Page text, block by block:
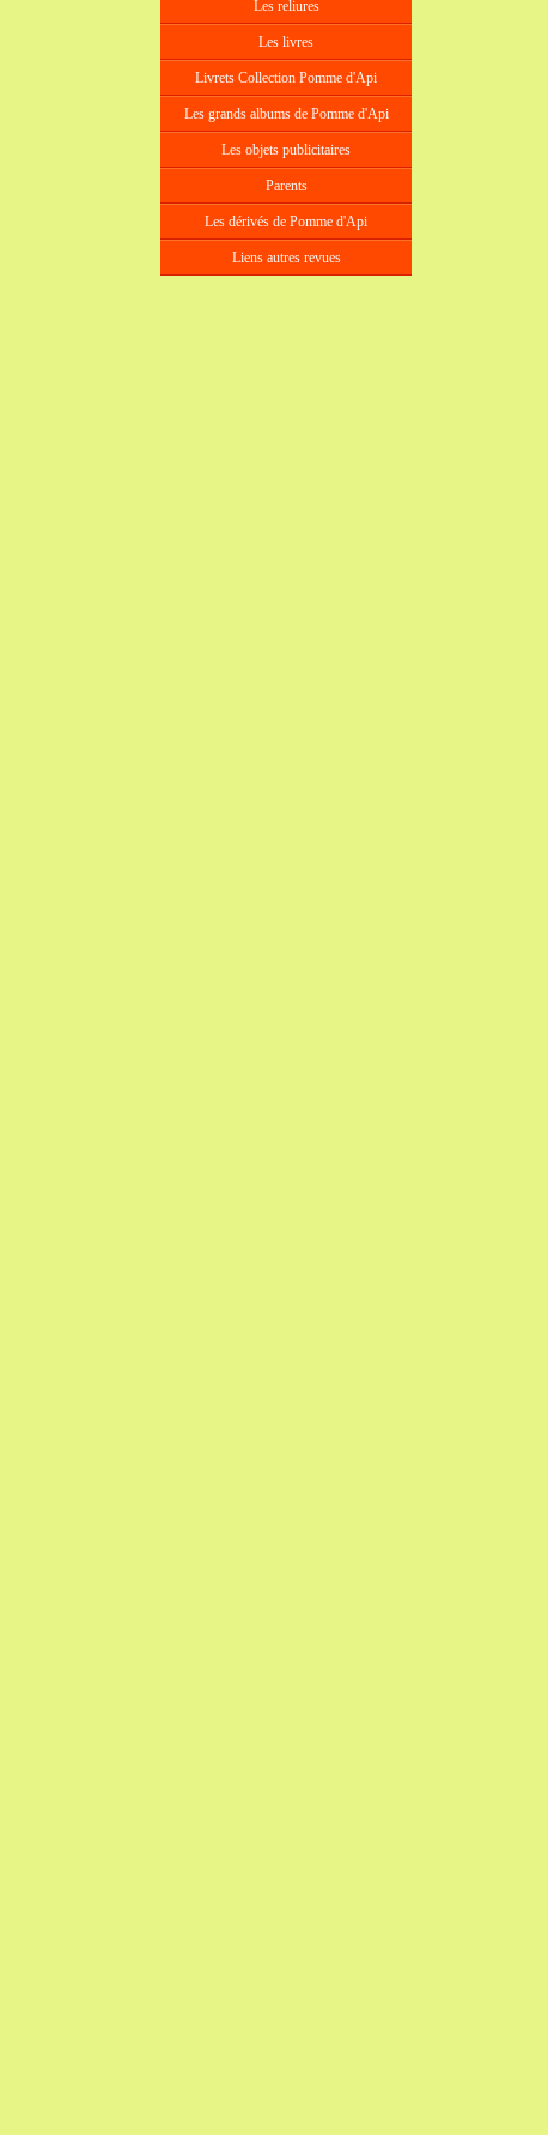
Les reliures
Les livres
Livrets Collection Pomme d'Api
Les grands albums de Pomme d'Api
Les objets publicitaires
Parents
Les dérivés de Pomme d'Api
Liens autres revues